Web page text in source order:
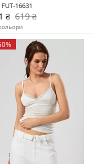
16631
₴ 619 ₴